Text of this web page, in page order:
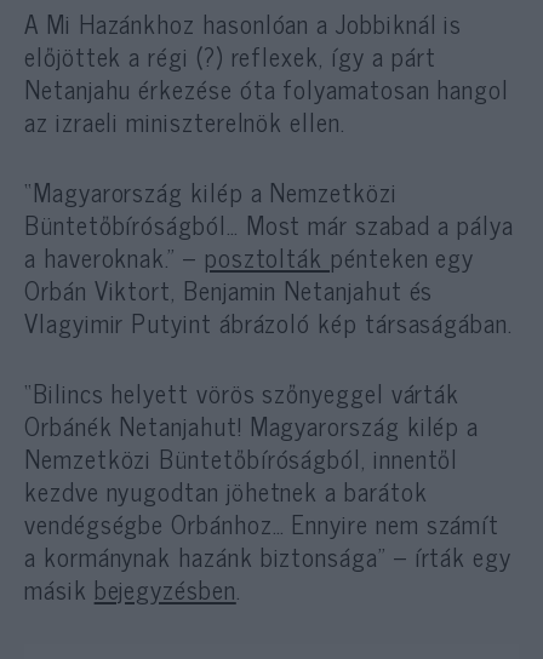
A Mi Hazánkhoz hasonlóan a Jobbiknál is
előjöttek a régi (?) reflexek, így a párt
Netanjahu érkezése óta folyamatosan hangol
az izraeli miniszterelnök ellen.
“Magyarország kilép a Nemzetközi
Büntetőbíróságból… Most már szabad a pálya
a haveroknak.” – posztolták pénteken egy
Orbán Viktort, Benjamin Netanjahut és
Vlagyimir Putyint ábrázoló kép társaságában.
“Bilincs helyett vörös szőnyeggel várták
Orbánék Netanjahut! Magyarország kilép a
Nemzetközi Büntetőbíróságból, innentől
kezdve nyugodtan jöhetnek a barátok
vendégségbe Orbánhoz… Ennyire nem számít
a kormánynak hazánk biztonsága” – írták egy
másik bejegyzésben.